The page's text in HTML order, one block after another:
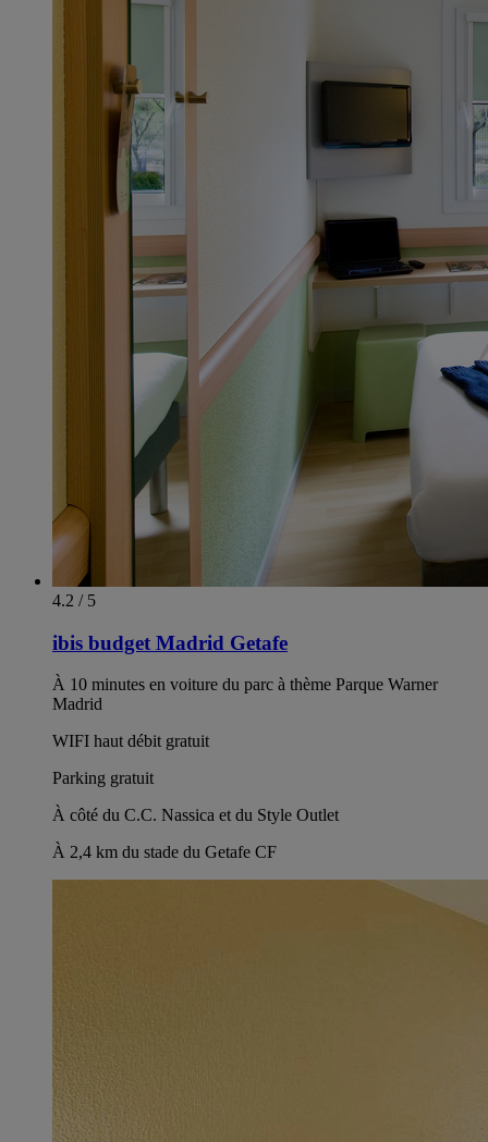
4.2 / 5
ibis budget Madrid Getafe
À 10 minutes en voiture du parc à thème Parque Warner
Madrid
WIFI haut débit gratuit
Parking gratuit
À côté du C.C. Nassica et du Style Outlet
À 2,4 km du stade du Getafe CF